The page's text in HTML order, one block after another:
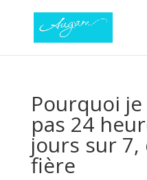
Pourquoi
pas 24
jours sur 7,
fière